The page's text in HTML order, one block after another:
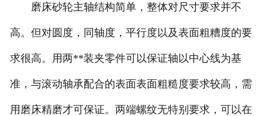
磨床砂轮主轴结构简单，整体对尺寸要求并不
高。但对圆度，同轴度，平行度以及表面粗糟度的要
求很高。用两**装夹零件可以保证轴以中心线为基
准，与滚动轴承配合的表面表面粗糙度要求较高，需
用磨床精磨才可保证。两端螺纹无特别要求，可以在